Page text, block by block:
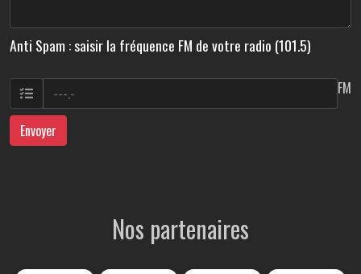
Anti Spam : saisir la fréquence FM de votre radio (101.5)
FM
Envoyer
Nos partenaires